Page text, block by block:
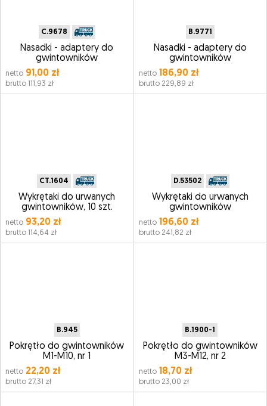
C.9678
Nasadki - adaptery do
gwintowników
netto 91,00 zł
brutto 111,93 zł
B.9771
Nasadki - adaptery do
gwintowników
netto186,90 zł
brutto 229,89 zł
CT.1604
Wykrętaki do urwanych
gwintowników, 10 szt.
netto 93,20 zł
brutto 114,64 zł
D.53502
Wykrętaki do urwanych
gwintowników
netto196,60 zł
brutto 241,82 zł
B.945
Pokrętło do gwintowników
M1-M10, nr 1
netto 22,20 zł
brutto 27,31 zł
B.1900-1
Pokrętło do gwintowników
M3-M12, nr 2
netto18,70 zł
brutto 23,00 zł